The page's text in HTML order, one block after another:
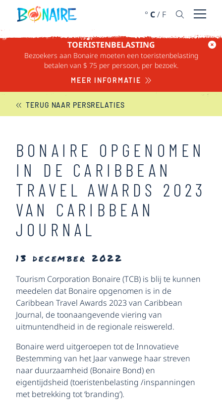
DOORGAAN NAAR ARTIKEL
° C/ F Menu
TOERISTENBELASTING
Bezoekers aan Bonaire moeten een toeristenbelasting
betalen van $ 75 per persoon, per bezoek.
MEER INFORMATIE
BONAIRE NIEUWS
TERUG NAAR PERSRELATIES
BONAIRE OPGENOMEN
IN DE CARIBBEAN
TRAVEL AWARDS 2023
VAN CARIBBEAN
JOURNAL
13 december 2022
Tourism Corporation Bonaire (TCB) is blij te kunnen
meedelen dat Bonaire opgenomen is in de
Caribbean Travel Awards 2023 van Caribbean
Journal, de toonaangevende viering van
uitmuntendheid in de regionale reiswereld.
Bonaire werd uitgeroepen tot de Innovatieve
Bestemming van het Jaar vanwege haar streven
naar duurzaamheid (Bonaire Bond) en
eigentijdsheid (toeristenbelasting /inspanningen
met betrekking tot ‘branding’).